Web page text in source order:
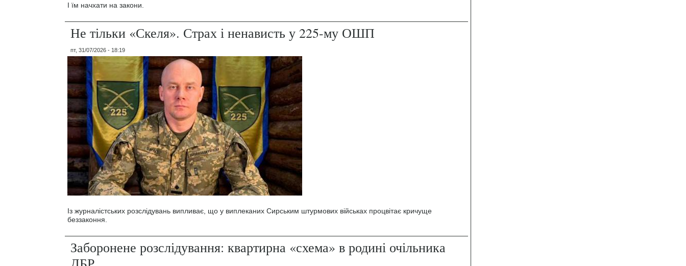
І їм начхати на закони.
Не тільки «Скеля». Страх і ненависть у 225-му ОШП
пт, 31/07/2026 - 18:19
Із журналістських розслідувань випливає, що у виплеканих Сирським штурмових військах процвітає кричуще
беззаконня.
Заборонене розслідування: квартирна «схема» в родині очільника